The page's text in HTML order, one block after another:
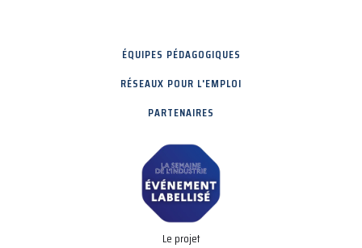
ÉQUIPES PÉDAGOGIQUES
RÉSEAUX POUR L'EMPLOI
PARTENAIRES
Le projet